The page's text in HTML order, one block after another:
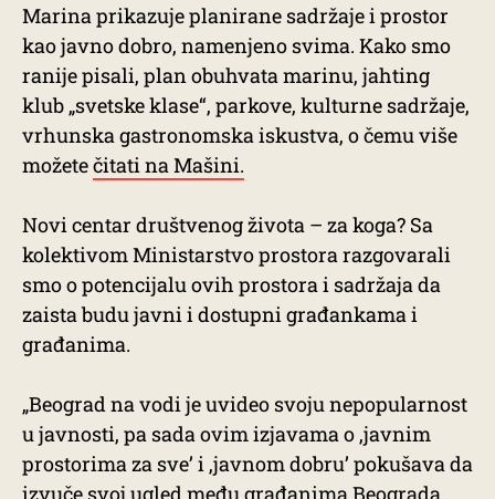
Marina prikazuje planirane sadržaje i prostor
kao javno dobro, namenjeno svima. Kako smo
ranije pisali, plan obuhvata marinu, jahting
klub „svetske klase“, parkove, kulturne sadržaje,
vrhunska gastronomska iskustva, o čemu više
možetečitati na Mašini.
Novi centar društvenog života – za koga? Sa
kolektivom Ministarstvo prostora razgovarali
smo o potencijalu ovih prostora i sadržaja da
zaista budu javni i dostupni građankama i
građanima.
„Beograd na vodi je uvideo svoju nepopularnost
u javnosti, pa sada ovim izjavama o ,javnim
prostorima za sve’ i ,javnom dobru’ pokušava da
izvuče svoj ugled među građanima Beograda.